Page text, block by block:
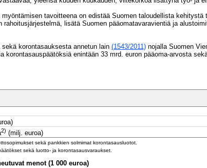
tavoitteena on edistää Suomen taloudellista
lisätä Suomen pääomatavaravientiä ja
korontasauksesta annetun lain (1543/2011) nojalla Suomen
korontasauspäätöksiä enintään 33 mrd. euron pääoma-arvosta
2) (milj. euroa)
sekä pankkien solmimat korontasausluotot.
sekä luotto- ja korontasausvaraukset.
menot (1 000 euroa)